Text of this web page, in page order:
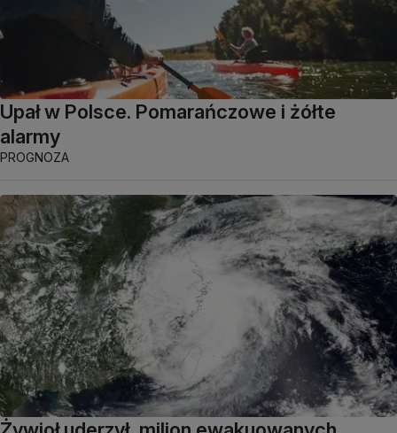
Upał w Polsce. Pomarańczowe i żółte
alarmy
PROGNOZA